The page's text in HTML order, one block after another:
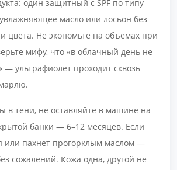
один защитный с SPF по типу
масло или лосьон без
цвета. Не экономьте на объёмах при
мифу, что «в облачный день не
— ультрафиолет проходит сквозь
в тени, не оставляйте в машине на
банки — 6–12 месяцев. Если
или пахнет прогорклым маслом —
сожалений. Кожа одна, другой не